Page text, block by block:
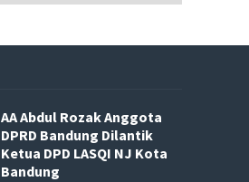
AA Abdul Rozak Anggota
DPRD Bandung Dilantik
Ketua DPD LASQI NJ Kota
Bandung